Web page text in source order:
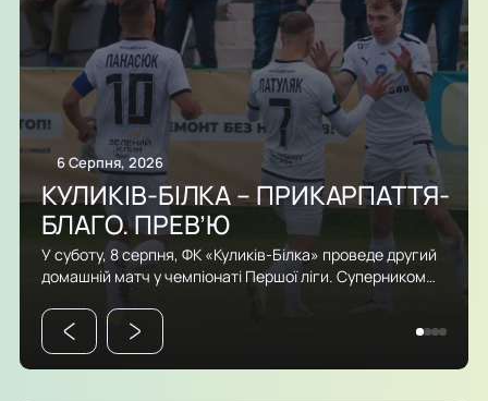
6 Серпня, 2026
КУЛИКІВ-БІЛКА – ПРИКАРПАТТЯ-
БЛАГО. ПРЕВ’Ю
У суботу, 8 серпня, ФК «Куликів-Білка» проведе другий
домашній матч у чемпіонаті Першої ліги. Суперником
«Прикарпаття-Благо». Поєдинок на «Арені Куликів»
розпочнеться о 16:30. Для суперників це буде перша